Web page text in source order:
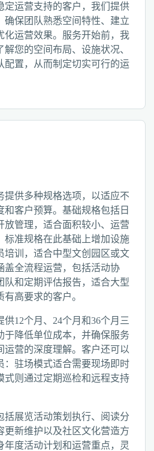
定运营支持的客户，我们提供
确保团队熟悉空间特性、建立
化运营效果。服务开始前，我
您的空间布局、设施状况、
配置，从而制定切实可行的运
提供多种规格选项，以适应不
和客户预算。基础规格包括日
放管理，适合面积较小、运营
标准规格在此基础上增加设施
培训，适合中型文创园区或文
盖全流程运营，包括活动协
队和定期评估报告，适合大型
高要求的客户。
12个月、24个月和36个月三
于降低单位成本，并确保服务
运营的深度理解。客户还可以
：驻场模式适合需要现场即时
式则通过定期巡检和远程支持
括展览活动策划执行、阅读分
更新维护以及社区文化营造方
年度活动计划和运营重点，灵